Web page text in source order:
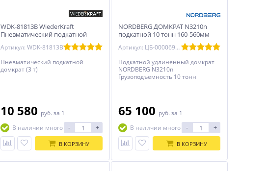
WDK-81813B WiederKraft
Пневматический подкатной
Артикул: WDK-81813B
Пневматический подкатной
домкрат (3 т)
10 580 руб. за 1
В наличии много
- +
В КОРЗИНУ
NORDBERG ДОМКРАТ N3210n
подкатной 10 тонн 160-560мм
Артикул: ЦБ-00006935распродатьостатки
Подкатной удлиненный домкрат
NORDBERG N3210n
Грузоподъемность 10 тонн
65 100 руб. за 1
В наличии много
- +
В КОРЗИНУ